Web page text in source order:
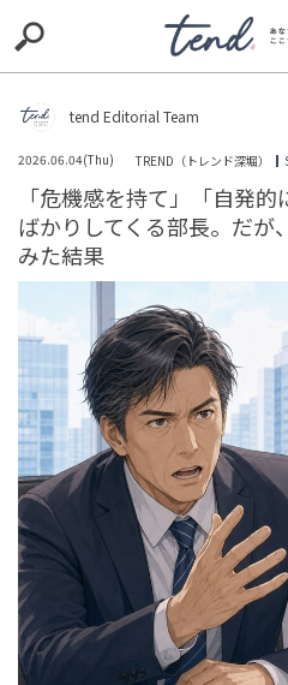
trill nordot
ママが喜ぶ！ギフト
未分類
tend Editorial Team
「文書じゃなくて対
任」とネットでは厳
転覆事故の聞き取り対
HUMAN（話題の人）
tend Editorial Team
2026.06.04(Thu) TREND（トレンド深堀）
「危機感を持て」「自発
ばかりしてくる部長。だが
みた結果